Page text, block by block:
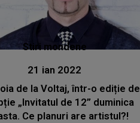
Stiri mondene
21 ian 2022
de la Voltaj, într-o ediție de
„Invitatul de 12” duminica
Ce planuri are artistul?!